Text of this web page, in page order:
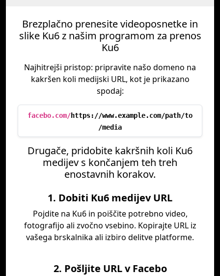
Brezplačno prenesite videoposnetke in
slike Ku6 z našim programom za prenos
Ku6
Najhitrejši pristop: pripravite našo domeno na
kakršen koli medijski URL, kot je prikazano
spodaj:
facebo.com/https://www.example.com/path/to
/media
Drugače, pridobite kakršnih koli Ku6
medijev s končanjem teh treh
enostavnih korakov.
1. Dobiti Ku6 medijev URL
Pojdite na Ku6 in poiščite potrebno video,
fotografijo ali zvočno vsebino. Kopirajte URL iz
vašega brskalnika ali izbiro delitve platforme.
2. Pošljite URL v Facebo